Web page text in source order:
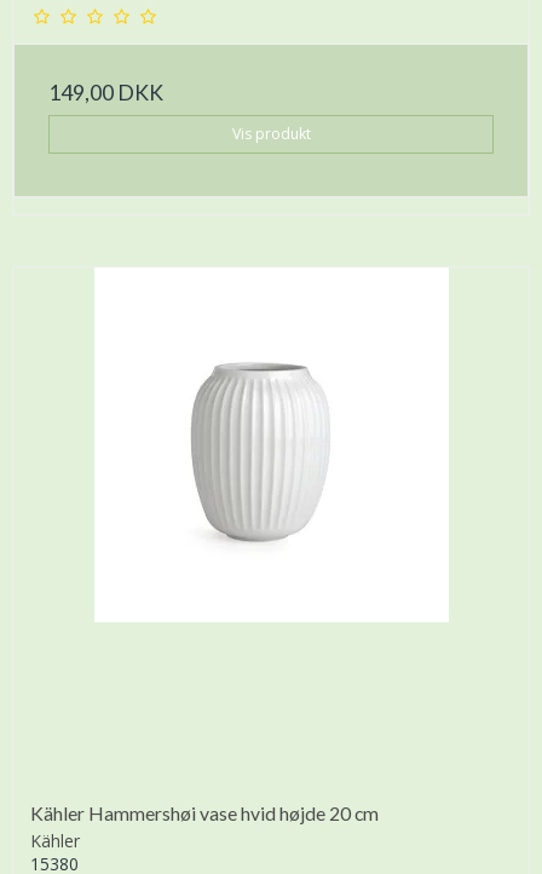
149,00 DKK
Vis produkt
Kähler Hammershøi vase hvid højde 20 cm
Kähler
15380